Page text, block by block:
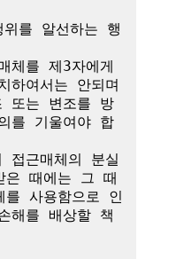
를 알선하는 행
체를 제3자에게
하여서는 안되며
또는 변조를 방
를 기울여야 합
근매체의 분실
은 때에는 그 때
사용함으로 인
해를 배상할 책